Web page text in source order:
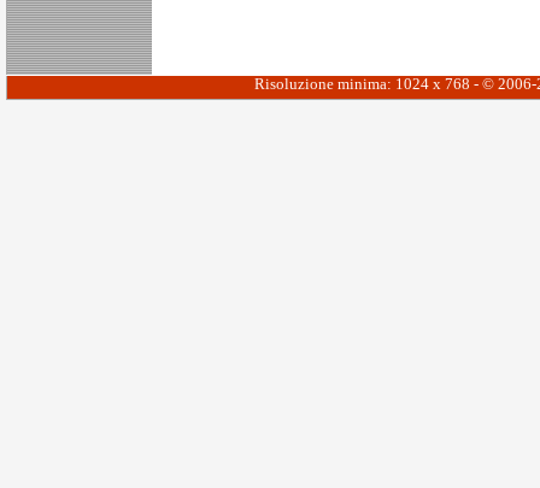
Risoluzione minima: 1024 x 768 - ©